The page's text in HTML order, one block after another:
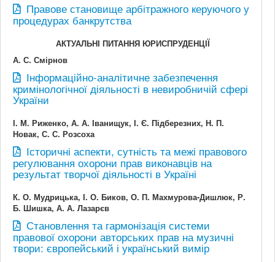
Правове становище арбітражного керуючого у
процедурах банкрутства
АКТУАЛЬНІ ПИТАННЯ ЮРИСПРУДЕНЦІЇ
А. С. Смірнов
Інформаційно-аналітичне забезпечення
кримінологічної діяльності в невиробничій сфері
України
І. М. Риженко, А. А. Іванищук, І. Є. Підберезних, Н. П.
Новак, С. С. Розсоха
Історичні аспекти, сутність та межі правового
регулювання охорони прав виконавців на
результат творчої діяльності в Україні
К. О. Мудрицька, І. О. Биков, О. П. Махмурова-Дишлюк, Р.
Б. Шишка, А. А. Лазарєв
Становлення та гармонізація системи
правової охорони авторських прав на музичні
твори: європейський і український вимір